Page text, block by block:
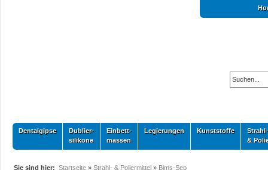
Dentalgipse
Dublier-
silikone
Einbett-
massen
Legierungen Kunststoffe
Strahl-
&
Sie sind hier: Startseite » Strahl- & Poliermittel » Bims-Sep